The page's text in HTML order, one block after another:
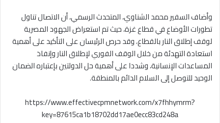
وأضاف السفير محمد الشناوي، المتحدث الرسمي، أن الاتصال تناول
تطورات الأوضاع في قطاع غزة، حيث تم استعراض الجهود المصرية
لوقف إطلاق النار بالقطاع، وقد حرص الرئيسان على التأكيد على أهمية
استعادة التهدئة من خلال الوقف الفوري لإطلاق النار وإنفاذ
المساعدات الإنسانية، وشددا على أهمية حل الدولتين بإعتباره الضمان
الوحيد للتوصل إلى السلام الدائم بالمنطقة.
https://www.effectivecpmnetwork.com/x7fhhymrm?
key=87615ca1b18702dd17ae0ecc83cd248a